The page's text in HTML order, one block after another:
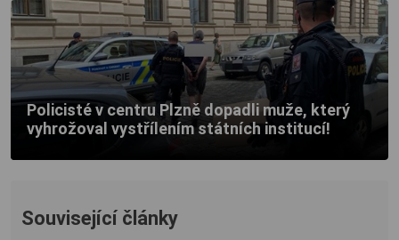
Policisté v centru Plzně dopadli muže, který
vyhrožoval vystřílením státních institucí!
Související články